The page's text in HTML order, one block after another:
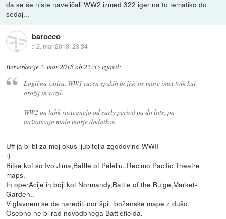
da se še niste naveličali WW2 izmed 322 iger na to tematiko do
sedaj...
barocco
::2. mar 2018, 23:34
Berserkerje2. mar 2018 ob 22:35izjavil:
Logična izbira. WW1 razen epskih bojišč ne more imet tolk kul
orožij in vozil.
WW2 pa lahk raztegnejo od early period pa do late, pa
naštancajo malo morje dodatkov.
Uff ja bi bl za moj okus ljubitelja zgodovine WWII
:)
Bitke kot so Ivo Jima,Battle of Peleliu..Recimo Pacific Theatre
maps.
In operAcije in boji kot Normandy,Battle of the Bulge,Market-
Garden..
V glavnem se da narediti nor špil, božanske mape z dušo.
Osebno ne bi rad novodbnega Battlefielda.